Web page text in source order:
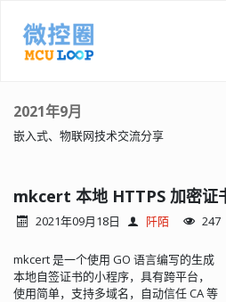
2021年9月
嵌入式、物联网技术交流分享
mkcert 本地 HTTPS 加密证
2021年09月18日 阡陌 247
mkcert 是一个使用 GO 语言编写的生成
本地自签证书的小程序，具有跨平台，
使用简单，支持多域名，自动信任 CA 等